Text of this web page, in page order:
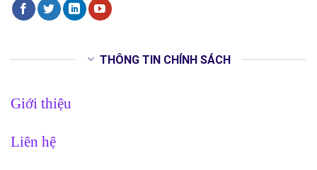
THÔNG TIN CHÍNH SÁCH
Giới thiệu
Liên hệ